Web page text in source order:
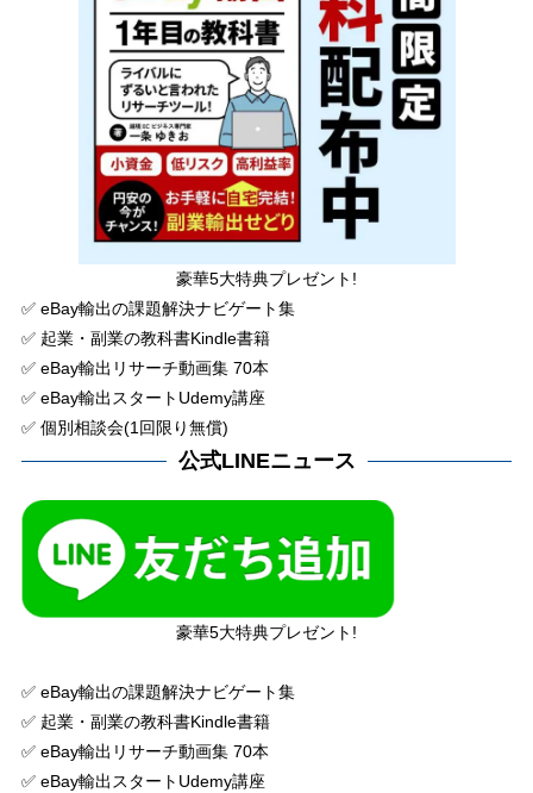
豪華5大特典プレゼント!
✅ eBay輸出の課題解決ナビゲート集
✅ 起業・副業の教科書Kindle書籍
✅ eBay輸出リサーチ動画集 70本
✅ eBay輸出スタートUdemy講座
✅ 個別相談会(1回限り無償)
公式LINEニュース
豪華5大特典プレゼント!
✅ eBay輸出の課題解決ナビゲート集
✅ 起業・副業の教科書Kindle書籍
✅ eBay輸出リサーチ動画集 70本
✅ eBay輸出スタートUdemy講座